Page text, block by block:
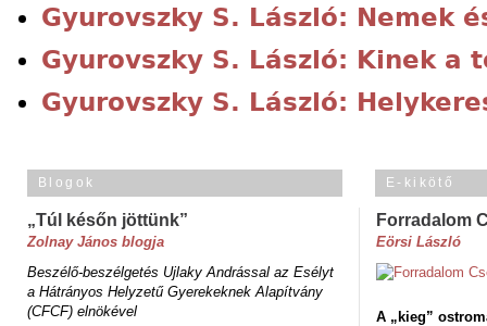
Gyurovszky S. László: Nemek
Gyurovszky S. László: Kinek a
Gyurovszky S. László:
Blogok
„Túl későn jöttünk”
Zolnay János blogja
Beszélő-beszélgetés Ujlaky Andrással az Esélyt
a Hátrányos Helyzetű Gyerekeknek Alapítvány
(CFCF) elnökével
E-kikötő
Forradalom
Eörsi László
A „kieg”